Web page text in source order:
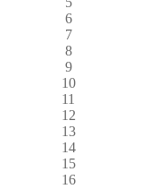
6
7
8
9
10
11
12
13
14
15
16